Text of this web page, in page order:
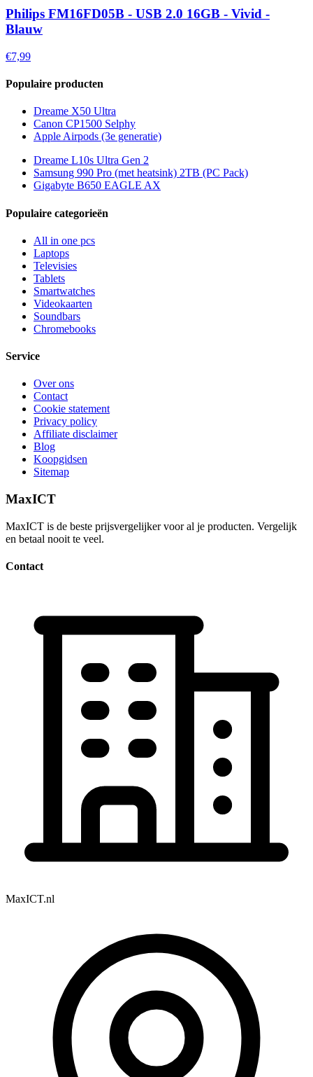
Philips FM16FD05B - USB 2.0 16GB - Vivid -
Blauw
€7,99
Populaire producten
Dreame X50 Ultra
Canon CP1500 Selphy
Apple Airpods (3e generatie)
Dreame L10s Ultra Gen 2
Samsung 990 Pro (met heatsink) 2TB (PC Pack)
Gigabyte B650 EAGLE AX
Populaire categorieën
All in one pcs
Laptops
Televisies
Tablets
Smartwatches
Videokaarten
Soundbars
Chromebooks
Service
Over ons
Contact
Cookie statement
Privacy policy
Affiliate disclaimer
Blog
Koopgidsen
Sitemap
MaxICT
MaxICT is de beste prijsvergelijker voor al je producten. Vergelijk
en betaal nooit te veel.
Contact
MaxICT.nl